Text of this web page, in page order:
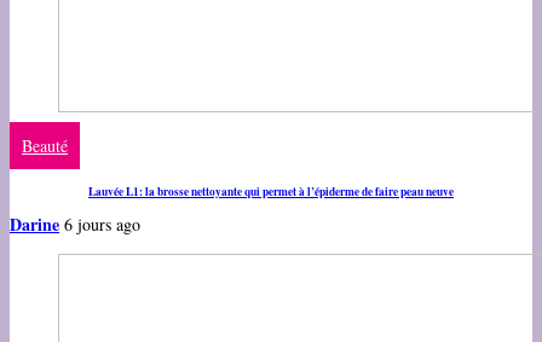
Beauté
Lauvée L1: la brosse nettoyante qui permet à l’épiderme de faire peau neuve
Darine 6 jours ago